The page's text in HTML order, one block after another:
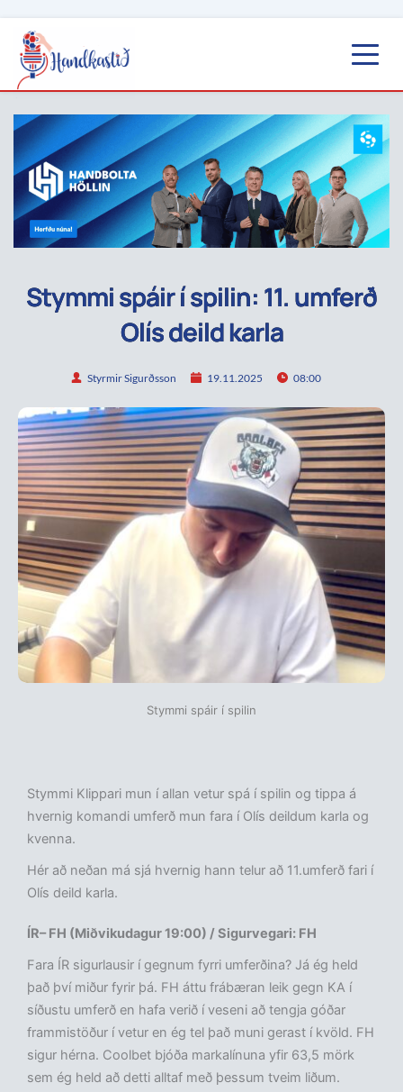
Stymmi spáir í spilin: 11. umferð
Olís deild karla
Styrmir Sigurðsson 19.11.2025 08:00
Stymmi spáir í spilin
Stymmi Klippari mun í allan vetur spá í spilin og tippa á
hvernig komandi umferð mun fara í Olís deildum karla og
kvenna.
Hér að neðan má sjá hvernig hann telur að 11.umferð fari í
Olís deild karla.
ÍR– FH (Miðvikudagur 19:00) / Sigurvegari: FH
Fara ÍR sigurlausir í gegnum fyrri umferðina? Já ég held
það því miður fyrir þá. FH áttu frábæran leik gegn KA í
síðustu umferð en hafa verið í veseni að tengja góðar
frammistöður í vetur en ég tel það muni gerast í kvöld. FH
sigur hérna. Coolbet bjóða markalínuna yfir 63,5 mörk
sem ég held að detti alltaf með þessum tveim liðum.